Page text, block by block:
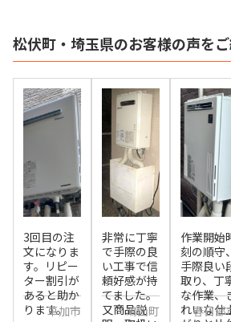
松伏町・埼玉県のお客様の声をご
3回目の注
文になりま
す。リピー
ター割引が
あると助か
ります。
草加市
非常に丁寧
で手際の良
い工事で信
頼好感が持
てました。
又商品説
鳩山町
作業開始
刻の順守、
手際良い
取り、丁
な作業、
れいな仕
春日部